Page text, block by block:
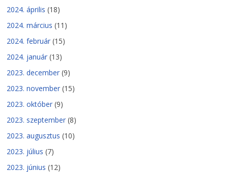
2024. április (18)
2024. március (11)
2024. február (15)
2024. január (13)
2023. december (9)
2023. november (15)
2023. október (9)
2023. szeptember (8)
2023. augusztus (10)
2023. július (7)
2023. június (12)